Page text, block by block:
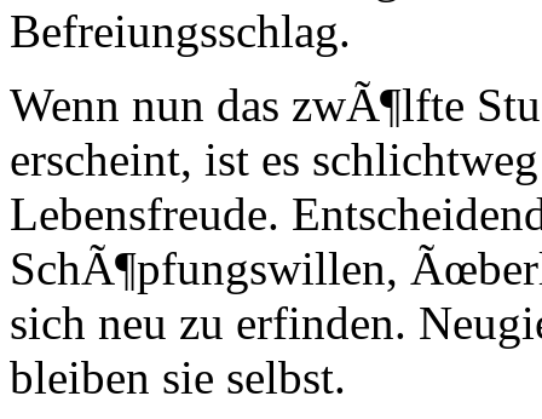
Befreiungsschlag.
Wenn nun das zwÃ¶lfte
erscheint, ist es
Lebensfreude.
SchÃ¶pfungswillen,
sich neu zu erfinden.
bleiben sie selbst.